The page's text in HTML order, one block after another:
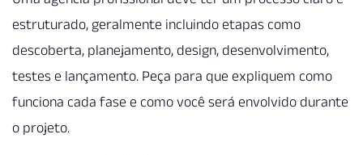
estruturado, geralmente incluindo etapas como
descoberta, planejamento, design, desenvolvimento,
testes e lançamento. Peça para que expliquem como
funciona cada fase e como você será envolvido durante
o projeto.